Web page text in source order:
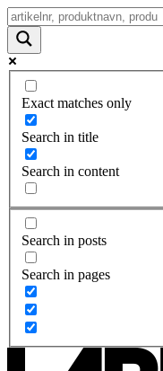
Exact matches only
Search in title
Search in content
Search in posts
Search in pages